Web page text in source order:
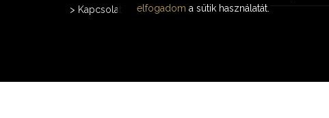
> Kapcsolat
elfogadom a sütik használatát.